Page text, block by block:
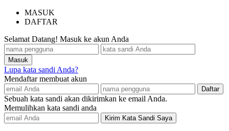
MASUK
DAFTAR
Selamat Datang! Masuk ke akun Anda
Lupa kata sandi Anda?
Mendaftar membuat akun
Sebuah kata sandi akan dikirimkan ke email Anda.
Memulihkan kata sandi anda